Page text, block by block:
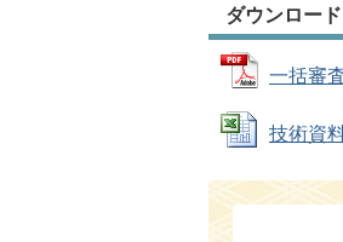
ダウンロード
一括審
技術資